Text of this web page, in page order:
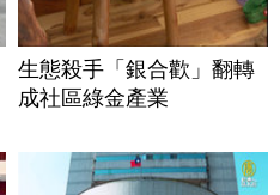
生態殺手「銀合歡」翻轉
成社區綠金產業